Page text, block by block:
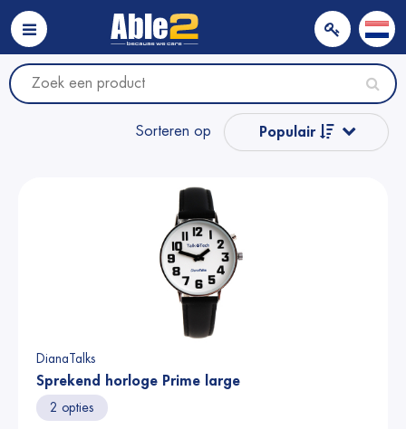
Sorteren op Populair
DianaTalks
Sprekend horloge Prime large
2 opties